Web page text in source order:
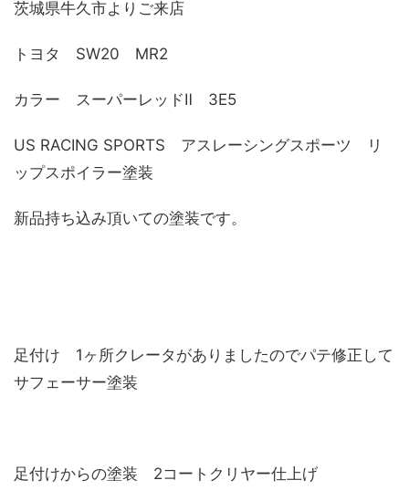
茨城県牛久市よりご来店
トヨタ SW20 MR2
カラー スーパーレッドⅡ 3E5
US RACING SPORTS アスレーシングスポーツ リ
ップスポイラー塗装
新品持ち込み頂いての塗装です。
足付け 1ヶ所クレータがありましたのでパテ修正して
サフェーサー塗装
足付けからの塗装 2コートクリヤー仕上げ